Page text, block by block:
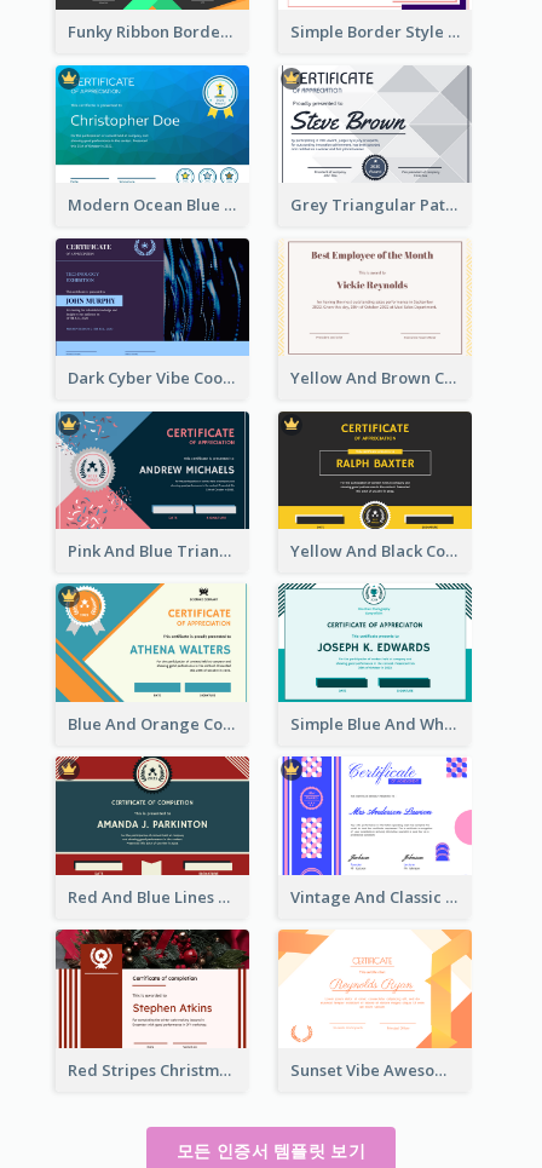
Funky Ribbon Border Certificate Design Template Simple Border Style Certificate Design Template
Modern Ocean Blue Gradient Certificate Grey Triangular Pattern Best Certificate Design
Dark Cyber Vibe Cool Certificate Design Yellow And Brown Certificate Of Recommendation
Pink And Blue Triangles Confetti Celebration Certificate Yellow And Black Contrast Simple Certificate
Blue And Orange Company Triangles With Badge Certificate Simple Blue And White Rectangle Certificate
Red And Blue Lines And Badge Completion Certificate Vintage And Classic Vibrant Certificate Design Ideas
Red Stripes Christmas Decorations Certificate Sunset Vibe Awesome Graphic Certificate Design
모든 인증서 템플릿 보기